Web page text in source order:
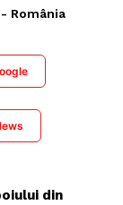
România
din